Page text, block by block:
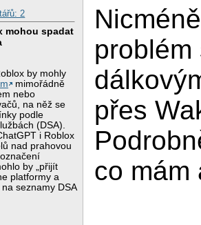
2
mohou spadat
by mohly
mimořádně
nebo
na něž se
podle
(DSA).
i Roblox
nad prahovou
by „přijít
platformy a
seznamy DSA
problém
přes
co mám